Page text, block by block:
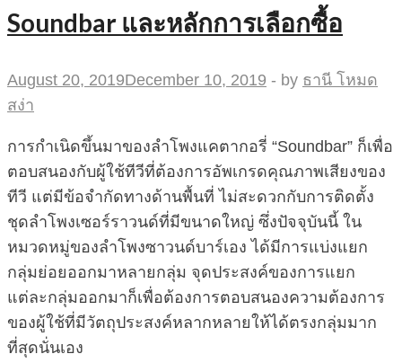
Soundbar และหลักการเลือกซื้อ
August 20, 2019December 10, 2019 - by ธานี โหมด
สง่า
การกำเนิดขึ้นมาของลำโพงแคตากอรี่ “Soundbar” ก็เพื่อ
ตอบสนองกับผู้ใช้ทีวีที่ต้องการอัพเกรดคุณภาพเสียงของ
ทีวี แต่มีข้อจำกัดทางด้านพื้นที่ ไม่สะดวกกับการติดตั้ง
ชุดลำโพงเซอร์ราวนด์ที่มีขนาดใหญ่ ซึ่งปัจจุบันนี้ ใน
หมวดหมู่ของลำโพงซาวนด์บาร์เอง ได้มีการแบ่งแยก
กลุ่มย่อยออกมาหลายกลุ่ม จุดประสงค์ของการแยก
แต่ละกลุ่มออกมาก็เพื่อต้องการตอบสนองความต้องการ
ของผู้ใช้ที่มีวัตถุประสงค์หลากหลายให้ได้ตรงกลุ่มมาก
ที่สุดนั่นเอง